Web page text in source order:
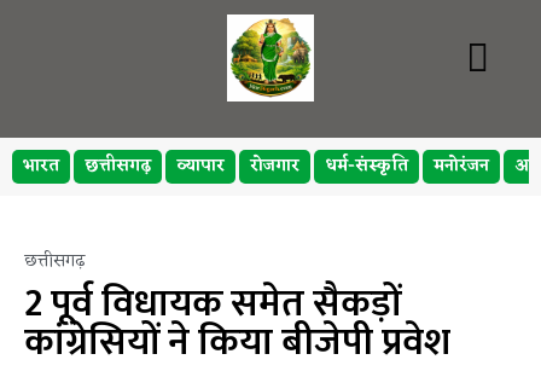
भारत छत्तीसगढ़ व्यापार रोजगार धर्म-संस्कृति मनोरंजन
छत्तीसगढ़
2 पूर्व विधायक समेत सैकड़ों
कांग्रेसियों ने किया बीजेपी प्रवेश